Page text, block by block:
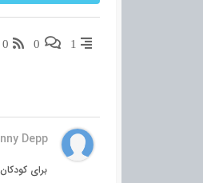
1
0
0
Depp
برای